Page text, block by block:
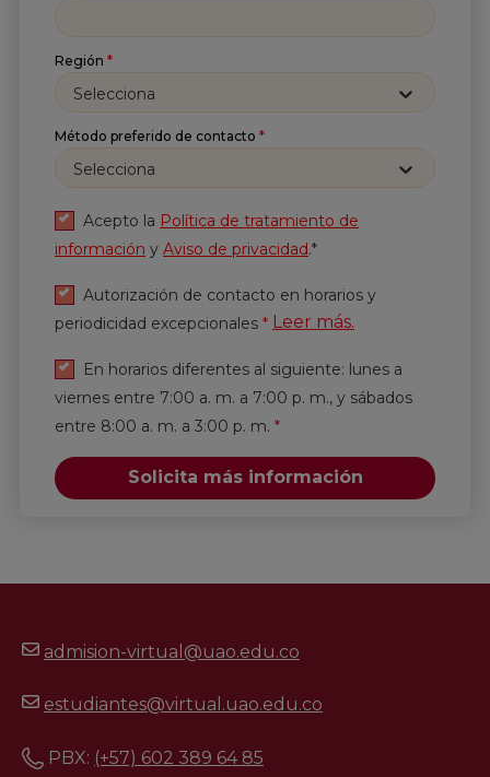
He leído y acepto
Política de tratamiento de
informacióny Aviso de privacidad
Enviar
Región *
Selecciona
Método preferido de contacto *
Selecciona
Acepto la Política de tratamiento de
información y Aviso de privacidad.*
Autorización de contacto en horarios y
periodicidad excepcionales * Leer más.
En horarios diferentes al siguiente: lunes a
viernes entre 7:00 a. m. a 7:00 p. m., y sábados
entre 8:00 a. m. a 3:00 p. m. *
Solicita más información
admision-virtual@uao.edu.co
estudiantes@virtual.uao.edu.co
PBX: (+57) 602 389 64 85